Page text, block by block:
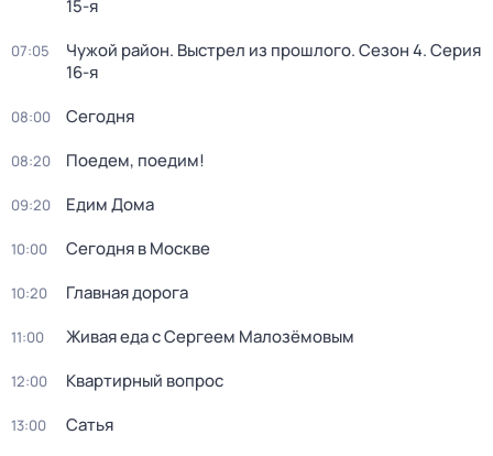
15-я
07:05 Чужой район. Выстрел из прошлого. Сезон 4. Серия
16-я
08:00 Сегодня
08:20 Поедем, поедим!
09:20 Едим Дома
10:00 Сегодня в Москве
10:20 Главная дорога
11:00 Живая еда с Сергеем Малозёмовым
12:00 Квартирный вопрос
13:00 Сатья